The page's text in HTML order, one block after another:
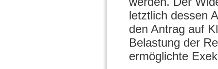
letztlich dessen
den Antrag auf
Belastung der
ermöglichte